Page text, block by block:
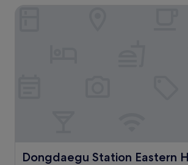
Dongdaegu Station Eastern
Dongdaegu Station Eastern Hotel